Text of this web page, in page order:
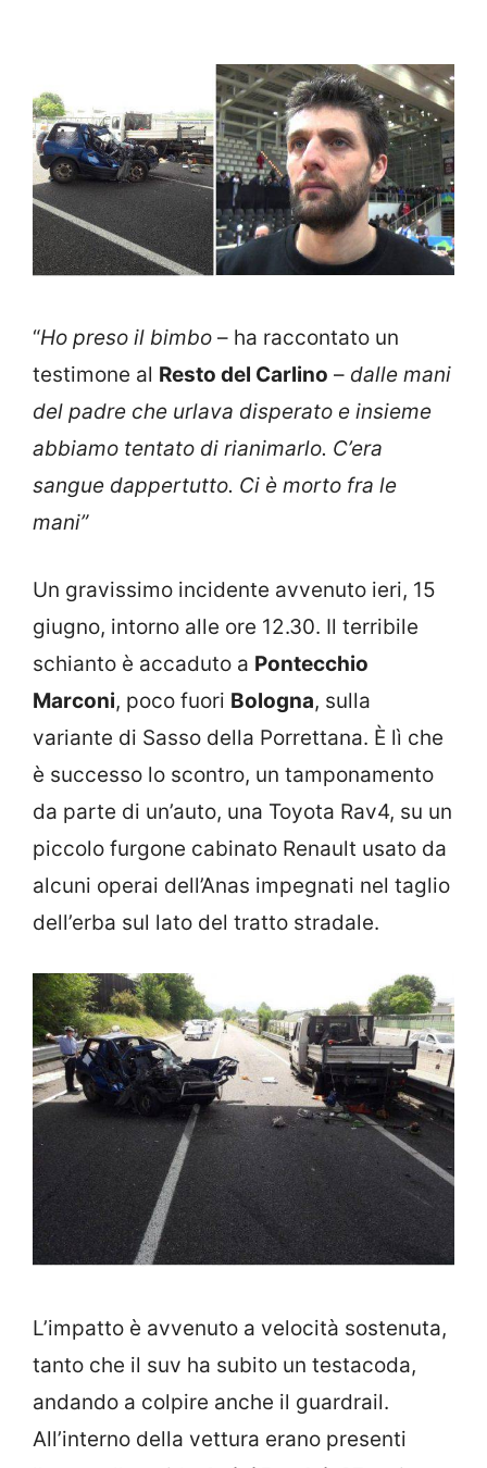
“Ho preso il bimbo – ha raccontato un
testimone al Resto del Carlino – dalle mani
del padre che urlava disperato e insieme
abbiamo tentato di rianimarlo. C’era
sangue dappertutto. Ci è morto fra le
mani”
Un gravissimo incidente avvenuto ieri, 15
giugno, intorno alle ore 12.30. Il terribile
schianto è accaduto a Pontecchio
Marconi, poco fuori Bologna, sulla
variante di Sasso della Porrettana. È lì che
è successo lo scontro, un tamponamento
da parte di un’auto, una Toyota Rav4, su un
piccolo furgone cabinato Renault usato da
alcuni operai dell’Anas impegnati nel taglio
dell’erba sul lato del tratto stradale.
L’impatto è avvenuto a velocità sostenuta,
tanto che il suv ha subito un testacoda,
andando a colpire anche il guardrail.
All’interno della vettura erano presenti